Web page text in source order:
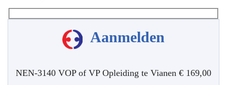
Aanmelden
NEN-3140 VOP of VP Opleiding te Vianen € 169,00